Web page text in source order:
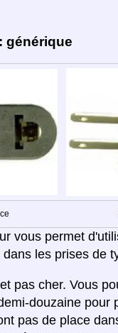
générique
vous permet
les prises de
pas cher. Vous
douzaine pour
pas de place